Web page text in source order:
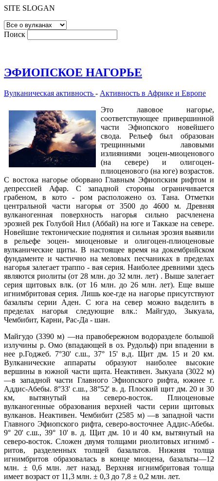
SITE SLOGAN
Поиск
ЭФИОПСКОЕ НАГОРЬЕ
Вулканическая активность - Активность в Африке и Европе
Это лавовое нагорье,
соответствующее привершинной
части Эфиопского новейшего
свода. Рельеф был образован
трещинными лавовыми
излияниями эоцен-миоценового
(на севере) и олигоцен-
плиоценового (на юге) возрастов.
С востока нагорье оборвано Главным Эфиопским рифтом и
депрессией Афар. С западной стороны ограничивается
грабеном, в кото - ром расположено оз. Тана. Отметки
центральной части нагорья от 3500 до 4600 м. Древняя
вулканогенная поверхность нагорья сильно расчленена
эрозией рек Голубой Нил (Аббай) на юге и Такказе на севере.
Новейшие тектонические поднятия и сильная эрозия выявили
в рельефе эоцен- миоценовые и олигоцен-плиоценовые
вулканические щиты. В настоящее время на докембрийском
фундаменте и частично на меловых песчаниках в пределах
нагорья залегает траппо - вая серия. Наиболее древними здесь
являются риолиты (от 28 млн. до 32 млн. лет) . Выше залегает
серия щитовых влк. (от 16 млн. до 26 млн. лет). Еще выше
игнимбритовая серия. Лишь кое-где на нагорье присутствуют
базальты серии Аден. С юга на север можно выделить в
пределах нагорья следующие влк.: Майгудо, Зыкуала,
Чембибит, Карни, Рас-Да - шан.
Майгудо (3390 м) —на правобережном водоразделе большой
излучины р. Омо (впадающей в оз. Рудольф) при впадении в
нее р.Годжеб. 7°30' с.ш., 37° 15' в.д. Щит дм. 15 и 20 км.
Вулканические аппараты образуют наиболее высокие
вершины в южной части щита. Неактивен. Зыкуала (3022 м)
—в западной части Главного Эфиопского рифта, южнее г.
Аддис-Абебы. 8°33' с.ш., 38°52' в. д. Плоский щит дм. 20 и 30
км, вытянутый на северо-восток. Плиоценовые
вулканогенные образования верхней части серии щитовых
вулканов. Неактивен. Чембибит (2585 м) —в западной части
Главного Эфиопского рифта, северо-восточнее Аддис-Абебы.
9° 20' с.ш., 39° 10' в. д. Щит дм. 10 и 40 км, вытянутый на
северо-восток. Сложен двумя толщами риолитовых игнимб -
ритов, разделенных толщей базальтов. Нижняя толща
игнимбритов образовалась в конце миоцена, базальты—12
млн. ± 0,6 млн. лет назад. Верхняя игнимбритовая толща
имеет возраст от 11,3 млн. ± 0,3 до 7,8 ± 0,2 млн. лет.